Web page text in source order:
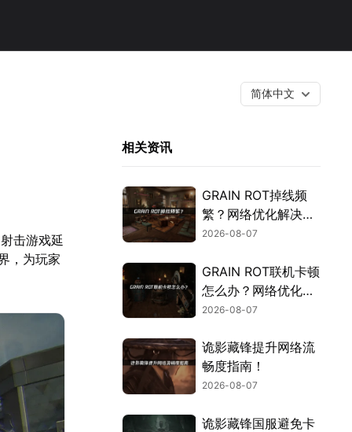
简体中文
击游戏延
，为玩家
相关资讯
GRAIN ROT掉线频
繁？网络优化解决指
南！
2026-08-07
GRAIN ROT联机卡顿
怎么办？网络优化解
决方案！
2026-08-07
诡影藏锋提升网络流
畅度指南！
2026-08-07
诡影藏锋国服避免卡